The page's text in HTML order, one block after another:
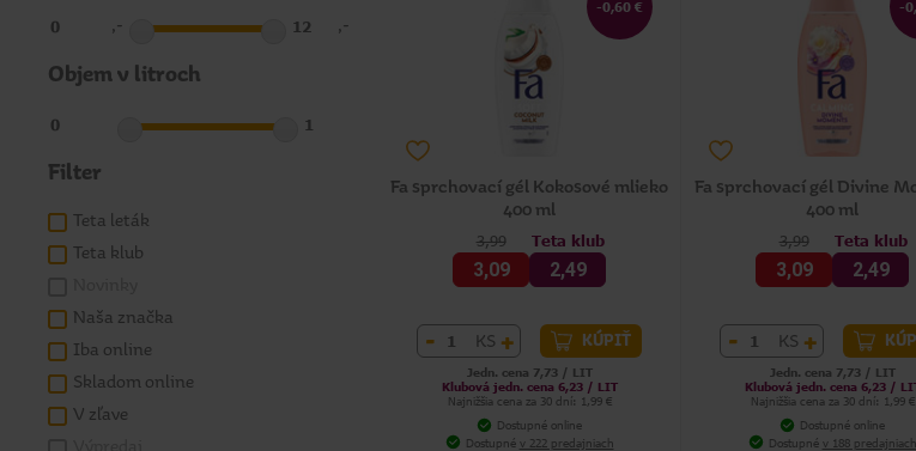
,- ,-
Objem v litroch
Filter
Teta leták
Teta klub
Naša značka
Iba online
Skladom online
V zľave
-0,60 €
Fa sprchovací gél Kokosové mlieko
400 ml
3,99
3,09
Teta klub
2,49
- KS + KÚPIŤ
Jedn. cena 7,73 / LIT
Klubová jedn. cena 6,23 / LIT
Najnižšia cena za 30 dní: 1,99 €
Dostupné online
Dostupné v 222 predajniach
-
Fa sprchovací gél Divine
400 ml
3,99
3,09
Teta klub
2,49
- KS +
Jedn. cena 7,73 / LIT
Klubová jedn. cena 6,23 /
Najnižšia cena za 30 dní: 1,99 €
Dostupné online
Dostupné v 188 predajniach